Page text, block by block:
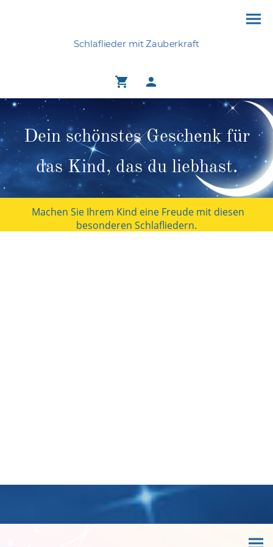
Schlaflieder mit Zauberkraft
Dein schönstes Geschenk für
das Kind, das du liebhast.
Machen Sie Ihrem Kind eine Freude mit diesen
besonderen Schlafliedern.